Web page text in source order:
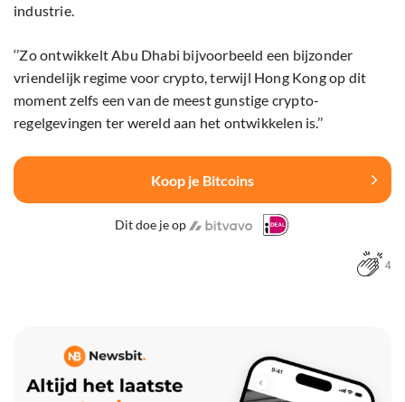
industrie.
‘’Zo ontwikkelt Abu Dhabi bijvoorbeeld een bijzonder
vriendelijk regime voor crypto, terwijl Hong Kong op dit
moment zelfs een van de meest gunstige crypto-
regelgevingen ter wereld aan het ontwikkelen is.’’
Koop je Bitcoins
Dit doe je op
4